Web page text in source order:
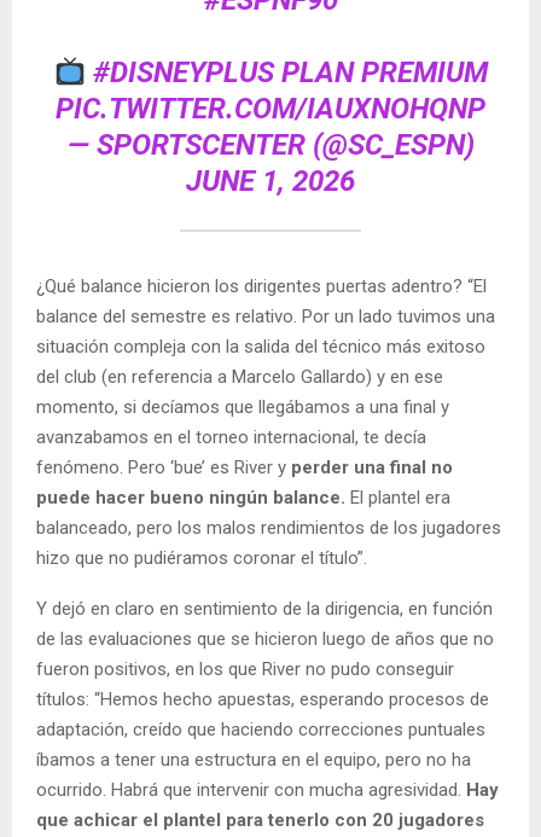
#DISNEYPLUSPLAN PREMIUM
PIC.TWITTER.COM/IAUXNOHQNP
— SPORTSCENTER (@SC_ESPN)
JUNE 1, 2026
¿Qué balance hicieron los dirigentes puertas adentro? “El
balance del semestre es relativo. Por un lado tuvimos una
situación compleja con la salida del técnico más exitoso
del club (en referencia a Marcelo Gallardo) y en ese
momento, si decíamos que llegábamos a una final y
avanzabamos en el torneo internacional, te decía
fenómeno. Pero ‘bue’ es River y perder una final no
puede hacer bueno ningún balance. El plantel era
balanceado, pero los malos rendimientos de los jugadores
hizo que no pudiéramos coronar el título”.
Y dejó en claro en sentimiento de la dirigencia, en función
de las evaluaciones que se hicieron luego de años que no
fueron positivos, en los que River no pudo conseguir
títulos: “Hemos hecho apuestas, esperando procesos de
adaptación, creído que haciendo correcciones puntuales
íbamos a tener una estructura en el equipo, pero no ha
ocurrido. Habrá que intervenir con mucha agresividad. Hay
que achicar el plantel para tenerlo con 20 jugadores